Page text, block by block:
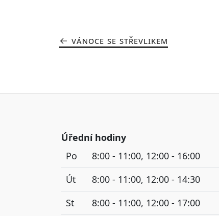
VÁNOCE SE STŘEVLIKEM
Úřední hodiny
Po
8:00 - 11:00, 12:00 - 16:00
Út
8:00 - 11:00, 12:00 - 14:30
St
8:00 - 11:00, 12:00 - 17:00